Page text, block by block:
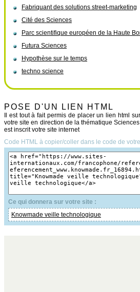
Fabriquant des solutions street-marketing
Cité des Sciences
Parc scientifique européen de la Haute
Futura Sciences
Hypothèse sur le temps
techno science
POSE D'UN LIEN HTML
Il est tout à fait permis de placer un lien html
votre site en direction de la thématique
est inscrit votre site internet
Code HTML à copier/coller dans le code de
Ce qui donnera sur votre site :
Knowmade veille technologique